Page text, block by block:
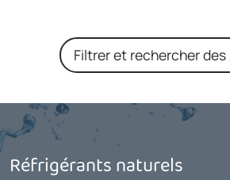
Filtrer et rechercher
Réfrigérants naturels